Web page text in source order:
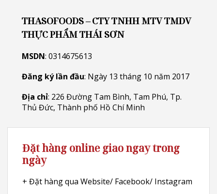
THASOFOODS – CTY TNHH MTV TMDV
THỰC PHẨM THÁI SƠN
MSDN: 0314675613
Đăng ký lần đầu: Ngày 13 tháng 10 năm 2017
Địa chỉ: 226 Đường Tam Bình, Tam Phú, Tp.
Thủ Đức, Thành phố Hồ Chí Minh
Đặt hàng online giao ngay trong
ngày
+ Đặt hàng qua Website/ Facebook/ Instagram